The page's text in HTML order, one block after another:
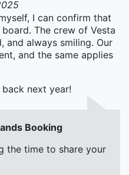
I can confirm that
The crew of Vesta
and always smiling. Our
and the same applies
next year!
Booking
the time to share your